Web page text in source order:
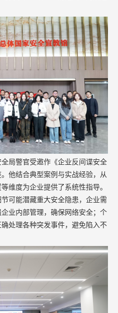
局警官受邀作《企业反间谍安全
他结合典型案例与实战经验，从
维度为企业提供了系统性指导。
可能潜藏重大安全隐患，企业需
业内部管理，确保网络安全；个
处理各种突发事件，避免陷入不